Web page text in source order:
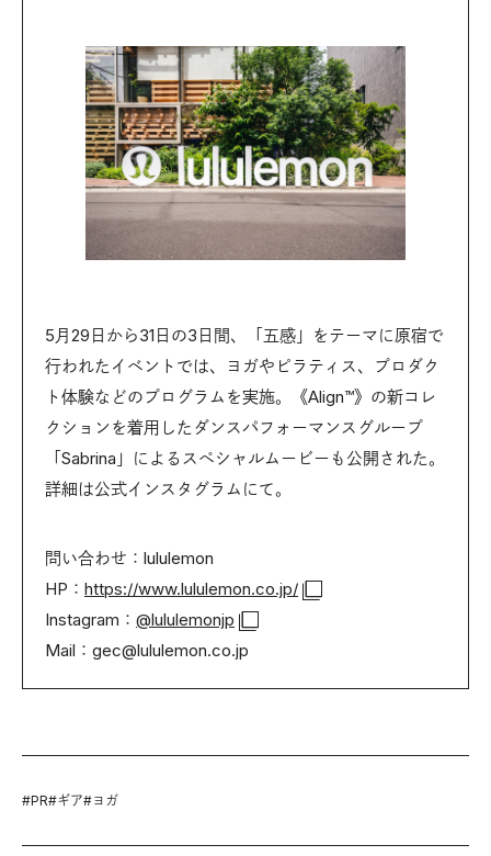
5月29日から31日の3日間、「五感」をテーマに原宿で
行われたイベントでは、ヨガやピラティス、プロダク
ト体験などのプログラムを実施。《Align™︎》の新コレ
クションを着用したダンスパフォーマンスグループ
「Sabrina」によるスペシャルムービーも公開された。
詳細は公式インスタグラムにて。
問い合わせ：lululemon
HP： https://www.lululemon.co.jp/
Instagram： @lululemonjp
Mail：gec@lululemon.co.jp
#PR#ギア#ヨガ